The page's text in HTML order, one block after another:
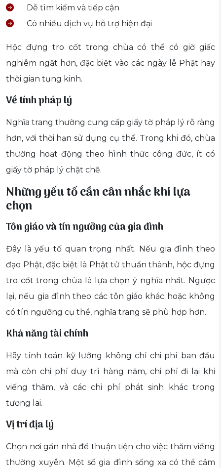
Dễ tìm kiếm và tiếp cận
Có nhiều dịch vụ hỗ trợ hiện đại
Hộc đựng tro cốt trong chùa có thể có giờ giấc
nghiêm ngặt hơn, đặc biệt vào các ngày lễ Phật hay
thời gian tụng kinh.
Về tính pháp lý
Nghĩa trang thường cung cấp giấy tờ pháp lý rõ ràng
hơn, với thời hạn sử dụng cụ thể. Trong khi đó, chùa
thường hoạt động theo hình thức công đức, ít có
giấy tờ pháp lý chặt chẽ.
Những yếu tố cần cân nhắc khi lựa
chọn
Tôn giáo và tín ngưỡng của gia đình
Đây là yếu tố quan trọng nhất. Nếu gia đình theo
đạo Phật, đặc biệt là Phật tử thuần thành, hộc đựng
tro cốt trong chùa là lựa chọn ý nghĩa nhất. Ngược
lại, nếu gia đình theo các tôn giáo khác hoặc không
có tín ngưỡng cụ thể, nghĩa trang sẽ phù hợp hơn.
Khả năng tài chính
Hãy tính toán kỹ lưỡng không chỉ chi phí ban đầu
mà còn chi phí duy trì hàng năm, chi phí đi lại khi
viếng thăm, và các chi phí phát sinh khác trong
tương lai.
Vị trí địa lý
Chọn nơi gần nhà để thuận tiện cho việc thăm viếng
thường xuyên. Một số gia đình sống xa có thể cảm